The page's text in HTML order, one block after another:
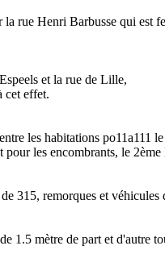
rue Henri Barbusse qui est
et la rue de Lille,
cet effet.
les habitations
les encombrants, le
remorques et véhicules
1.5 mètre de part et d'autre